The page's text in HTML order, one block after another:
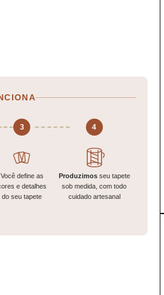
3
Você define as
e detalhes
do seu tapete
4
Produzimosseu tapete
sob medida, com todo
cuidado artesanal